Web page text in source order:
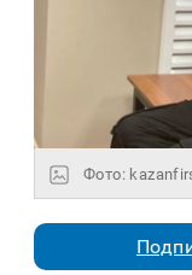
Фото: